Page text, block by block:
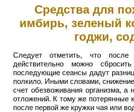
Средства для
имбирь, зеленый
годжи,
Следует отметить, что после
действительно можно
последующие сеансы дадут
полкило. Иными словами, снижение
счет обезвоживания организма, а
отложений. К тому же потерянные
после первой же кружки чая или